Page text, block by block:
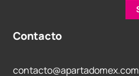
Contacto
contacto@apartadomex.com